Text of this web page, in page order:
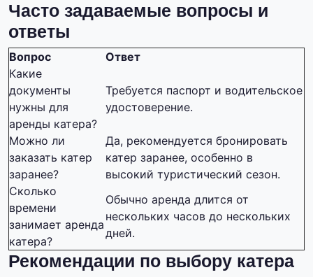
Часто задаваемые вопросы и
ответы
Вопрос
Ответ
Какие
документы
нужны для
аренды катера?
Требуется паспорт и водительское
удостоверение.
Можно ли
заказать катер
заранее?
Да, рекомендуется бронировать
катер заранее, особенно в
высокий туристический сезон.
Сколько
времени
занимает аренда
катера?
Обычно аренда длится от
нескольких часов до нескольких
дней.
Рекомендации по выбору катера